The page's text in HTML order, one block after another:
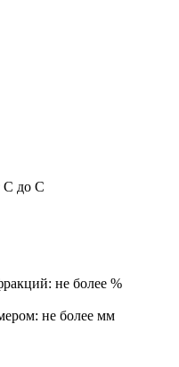
С до С
не более %
не более мм